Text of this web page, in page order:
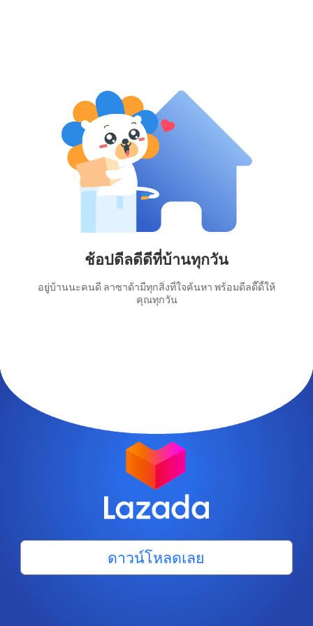
ช้อปดีลดีดีที่บ้านทุกวัน
อยู่บ้านนะคนดี ลาซาด้ามีทุกสิ่งที่ใจค้นหา พร้อมดีลดี๊ดี้ให้
คุณทุกวัน
ดาวน์โหลดเลย